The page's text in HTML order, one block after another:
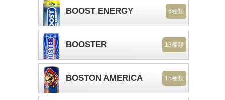
BOOST ENERGY 6種類
BOOSTER 13種類
BOSTON AMERICA 15種類